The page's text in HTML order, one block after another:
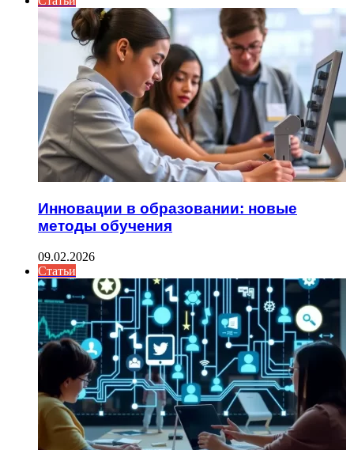
Инновации в образовании: новые
методы обучения
09.02.2026
Статьи